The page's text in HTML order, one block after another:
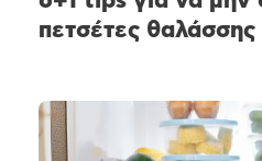
πετσέτες θαλάσσης